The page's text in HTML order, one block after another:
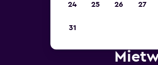
24 25 26 27
31